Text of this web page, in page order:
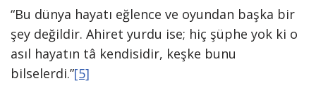
“Bu dünya hayatı eğlence ve oyundan başka bir
şey değildir. Ahiret yurdu ise; hiç şüphe yok ki o
asıl hayatın tâ kendisidir, keşke bunu
bilselerdi.”[5]